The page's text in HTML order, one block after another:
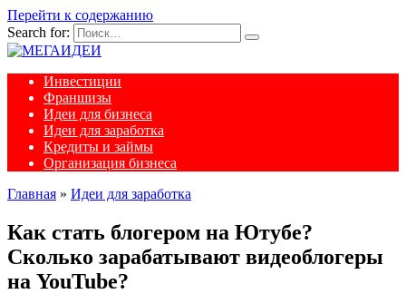
Перейти к содержанию
Search for:
Инвестиции
Франшизы
Идеи для бизнеса
Идеи для заработка
Кредиты и займы
Организация бизнеса
Главная » Идеи для заработка
Как стать блогером на Ютубе?
Сколько зарабатывают видеоблогеры
на YouTube?